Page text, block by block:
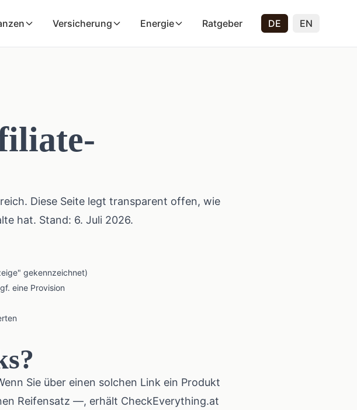
Versicherung Energie Ratgeber DE EN
Diese Seite legt transparent offen, wie
hat. Stand: 6. Juli 2026.
gekennzeichnet)
eine Provision
Sie über einen solchen Link ein Produkt
Reifensatz —, erhält CheckEverything.at